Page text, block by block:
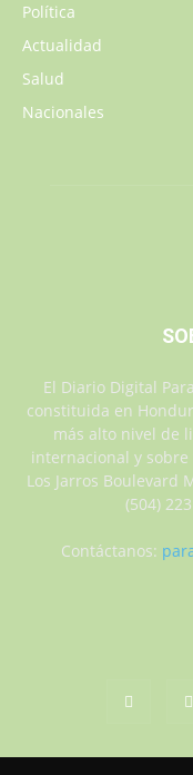
Política
Actualidad
Salud
Nacionales
El Diario Digital
constituida en
más alto nivel de
internacional y sobre
Los Jarros Boulevard
(504)
Contáctanos: